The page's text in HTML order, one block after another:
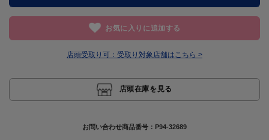
お気に入りに追加する
店頭受取り可： 受取り対象店舗はこちら >
店頭在庫を見る
お問い合わせ商品番号： P94-32689